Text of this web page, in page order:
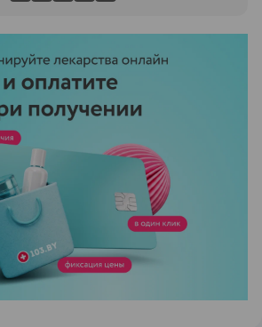
РЕКЛАМА НА САЙТЕ